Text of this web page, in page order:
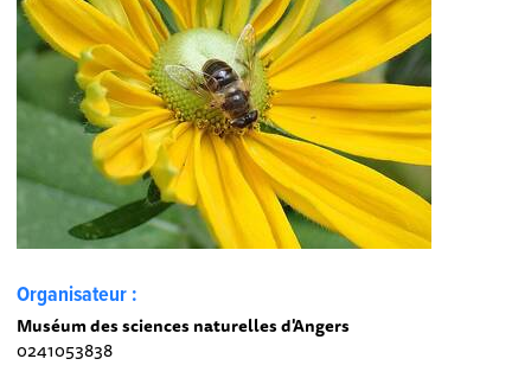
Organisateur :
Muséum des sciences naturelles d'Angers
0241053838